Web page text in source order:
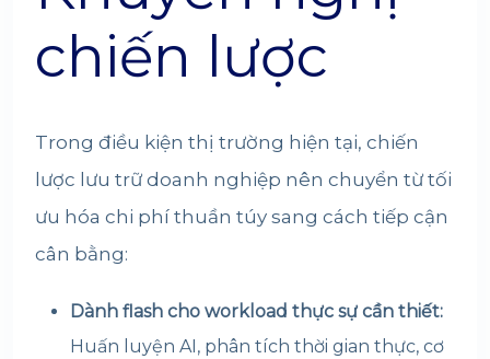
chiến lược
Trong điều kiện thị trường hiện tại, chiến
lược lưu trữ doanh nghiệp nên chuyển từ tối
ưu hóa chi phí thuần túy sang cách tiếp cận
cân bằng:
Dành flash cho workload thực sự cần thiết:
Huấn luyện AI, phân tích thời gian thực, cơ